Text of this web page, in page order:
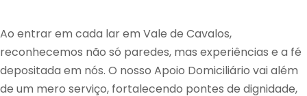
Ao entrar em cada lar em Vale de Cavalos,
reconhecemos não só paredes, mas experiências e a fé
depositada em nós. O nosso Apoio Domiciliário vai além
de um mero serviço, fortalecendo pontes de dignidade,